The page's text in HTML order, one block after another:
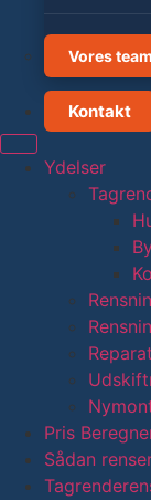
Vores team
Kontakt
Ydelser
Pris
Sådan